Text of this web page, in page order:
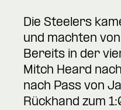
Die Steelers
und machten
Bereits in der
Mitch Heard
nach Pass von
Rückhand zum